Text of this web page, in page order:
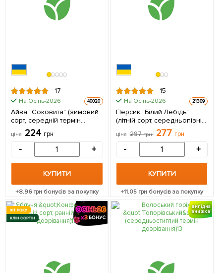
17
На Осінь-2026 40020
Айва "Соковита" (зимовий
сорт, середній термін
дозрівання) 1 саджанець в
упаковці
ціна 224 грн
- +
КУПИТИ
+8.96грн бонусів за покупку
15
На Осінь-2026 21369
Персик "Білий Лебідь"
(літній сорт, середньопізній
термін дозрівання) 1
саджанець в упаковці
ціна 297грн 277 грн
- +
КУПИТИ
+11.05грн бонусів за покупку
ХІТ РОКУ
КЛІН СОРТІН
вигідна
знижка